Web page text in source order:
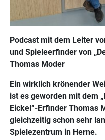
Podcast mit dem Leiter
und Spieleerfinder von
Thomas Moder
Ein wirklich krönender
ist es geworden mit dem
Eickel“-Erfinder Thomas
gleichzeitig schon sehr
Spielezentrum in Herne.